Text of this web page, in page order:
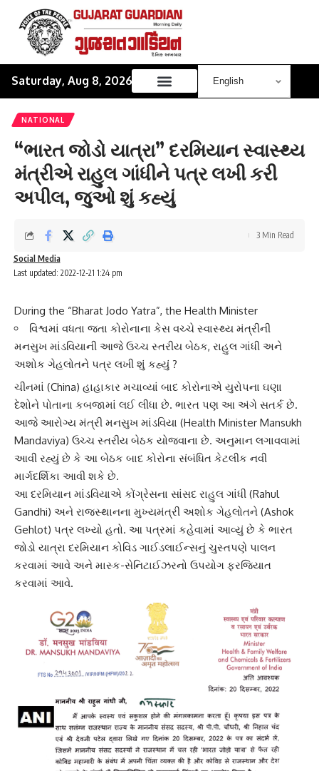
Saturday, Aug 8, 2026
NATIONAL
“ભારત જોડો યાત્રા” દરમિયાન સ્વાસ્થ્ય
મંત્રીએ રાહુલ ગાંધીને પત્ર લખી કરી
અપીલ, જુઓ શું કહ્યું
Last updated: 2022-12-21 1:24 pm
Social Media
3 Min Read
During the “Bharat Jodo Yatra”, the Health Minister
વિશ્વમાં વધતા જતા કોરોનાના કેસ વચ્ચે સ્વાસ્થ્ય મંત્રીની
મનસુખ માંડવિયાની આજે ઉચ્ચ સ્તરીય બેઠક, રાહુલ ગાંધી અને
અશોક ગેહલોતને પત્ર લખી શું કહ્યું ?
ચીનમાં (China) હાહાકાર મચાવ્યાં બાદ કોરોનાએ યુરોપના ઘણા
દેશોને પોતાના કબજામાં લઈ લીધા છે. ભારત પણ આ અંગે સતર્ક છે.
આજે આરોગ્ય મંત્રી મનસુખ માંડવિયા (Health Minister Mansukh
Mandaviya) ઉચ્ચ સ્તરીય બેઠક યોજવાના છે. અનુમાન લગાવવામાં
આવી રહ્યું છે કે આ બેઠક બાદ કોરોના સંબંધિત કેટલીક નવી
માર્ગદર્શિકા આવી શકે છે.
આ દરમિયાન માંડવિયાએ કોંગ્રેસના સાંસદ રાહુલ ગાંધી (Rahul
Gandhi) અને રાજસ્થાનના મુખ્યમંત્રી અશોક ગેહલોતને (Ashok
Gehlot) પત્ર લખ્યો હતો. આ પત્રમાં કહેવામાં આવ્યું છે કે ભારત
જોડો યાત્રા દરમિયાન કોવિડ ગાઈડલાઈન્સનું ચુસ્તપણે પાલન
કરવામાં આવે અને માસ્ક-સેનિટાઈઝરનો ઉપયોગ ફરજિયાત
કરવામાં આવે.